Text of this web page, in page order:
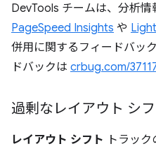
DevTools チームは、分析情
PageSpeed Insights や
併用に関するフィードバッ
ドバックは crbug.com/
過剰なレイアウト シ
レイアウト シフト トラッ